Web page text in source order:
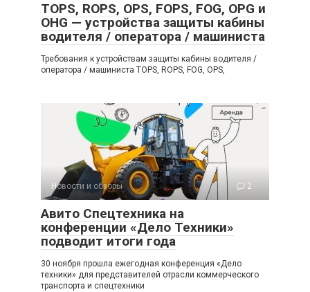
TOPS, ROPS, OPS, FOPS, FOG, OPG и
OHG — устройства защиты кабины
водителя / оператора / машиниста
Требования к устройствам защиты кабины водителя /
оператора / машиниста TOPS, ROPS, FOG, OPS,
Новости и обзоры 2
Авито Спецтехника на
конференции «Дело Техники»
подводит итоги года
30 ноября прошла ежегодная конференция «Дело
техники» для представителей отрасли коммерческого
транспорта и спецтехники